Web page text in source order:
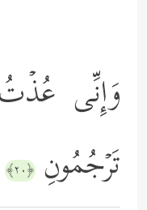
وَإِنِّی
تَرۡجُمُونِ ﴿٢٠﴾